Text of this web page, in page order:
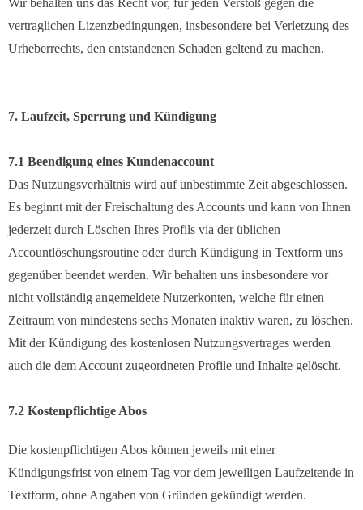
Wir behalten uns das Recht vor, für jeden Verstoß gegen die
vertraglichen Lizenzbedingungen, insbesondere bei Verletzung des
Urheberrechts, den entstandenen Schaden geltend zu machen.
7. Laufzeit, Sperrung und Kündigung
7.1 Beendigung eines Kundenaccount
Das Nutzungsverhältnis wird auf unbestimmte Zeit abgeschlossen.
Es beginnt mit der Freischaltung des Accounts und kann von Ihnen
jederzeit durch Löschen Ihres Profils via der üblichen
Accountlöschungsroutine oder durch Kündigung in Textform uns
gegenüber beendet werden. Wir behalten uns insbesondere vor
nicht vollständig angemeldete Nutzerkonten, welche für einen
Zeitraum von mindestens sechs Monaten inaktiv waren, zu löschen.
Mit der Kündigung des kostenlosen Nutzungsvertrages werden
auch die dem Account zugeordneten Profile und Inhalte gelöscht.
7.2 Kostenpflichtige Abos
Die kostenpflichtigen Abos können jeweils mit einer
Kündigungsfrist von einem Tag vor dem jeweiligen Laufzeitende in
Textform, ohne Angaben von Gründen gekündigt werden.